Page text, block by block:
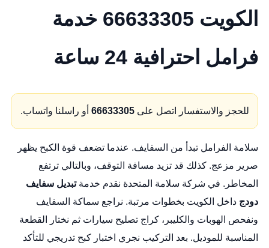
الكويت 66633305 خدمة
فرامل احترافية 24 ساعة
للحجز والاستفسار اتصل على 66633305أو راسلنا واتساب.
سلامة الفرامل تبدأ من السفايف. عندما تضعف قوة الكبح يظهر
صرير مزعج. كذلك قد تزيد مسافة التوقف، وبالتالي ترتفع
المخاطر. في شركة سلامة المتحدة نقدم خدمةتبديل سفايف
دودج داخل الكويت بخطوات مرتبة. نراجع سماكة السفايف
ونفحص الهوبات والكليبر، كراج تصليح سيارات ثم نختار القطعة
المناسبة للموديل. بعد التركيب نجري اختبار كبح تدريجي للتأكد